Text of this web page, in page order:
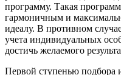
программу. Такая
гармоничным и
идеалу. В противном
учета индивидуальных
достичь желаемого
Первой ступенью подбора